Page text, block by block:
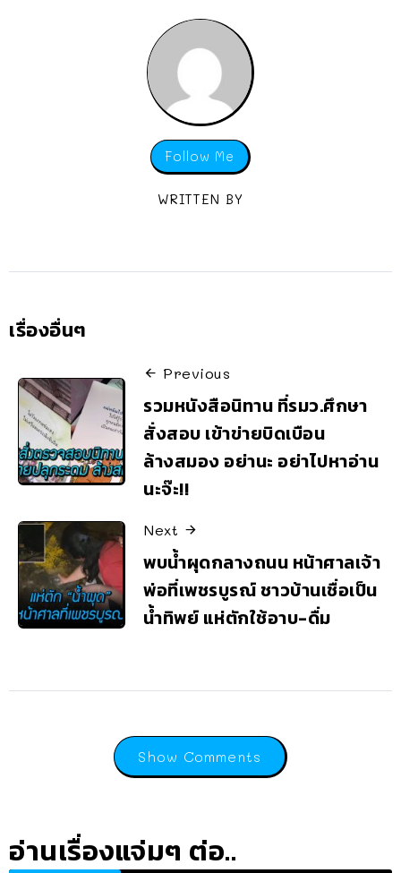
Follow Me
WRITTEN BY
เรื่องอื่นๆ
Previous
รวมหนังสือนิทาน ที่รมว.ศึกษา
สั่งสอบ เข้าข่ายบิดเบือน
ล้างสมอง อย่านะ อย่าไปหาอ่าน
นะจ๊ะ!!
Next
พบน้ำผุดกลางถนน หน้าศาลเจ้า
พ่อที่เพชรบูรณ์ ชาวบ้านเชื่อเป็น
น้ำทิพย์ แห่ตักใช้อาบ-ดื่ม
Show Comments
อ่านเรื่องแจ่มๆ ต่อ..